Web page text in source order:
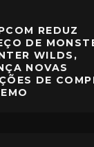
REDUZ
DE
WILDS,
NOVAS
DE